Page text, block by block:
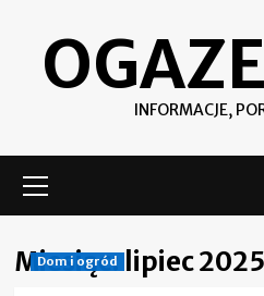
content
INFORMACJE,
podstawowe
Miesiąc:lipiec 2025
Dom i ogród